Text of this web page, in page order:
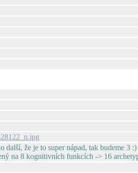
že je to super nápad, tak budeme 3
na 8 kognitivních funkcích -> 16